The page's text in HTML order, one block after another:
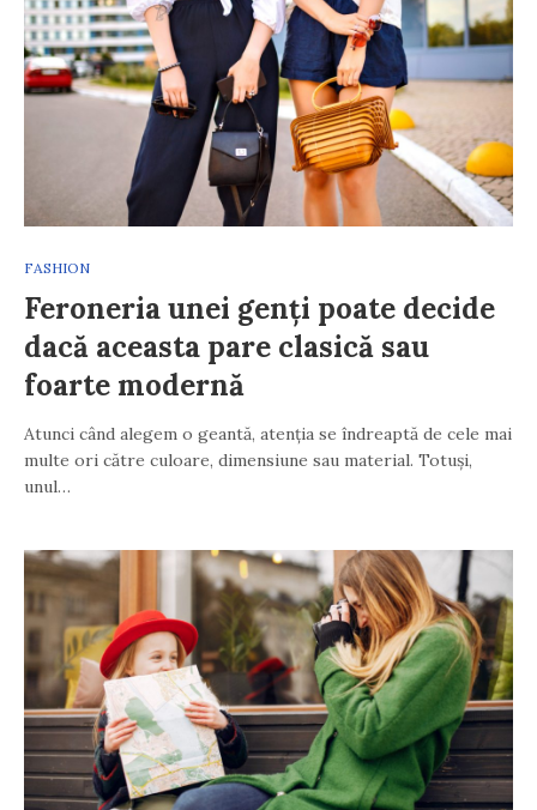
FASHION
Feroneria unei genți poate decide
dacă aceasta pare clasică sau
foarte modernă
Atunci când alegem o geantă, atenția se îndreaptă de cele mai
multe ori către culoare, dimensiune sau material. Totuși,
unul…